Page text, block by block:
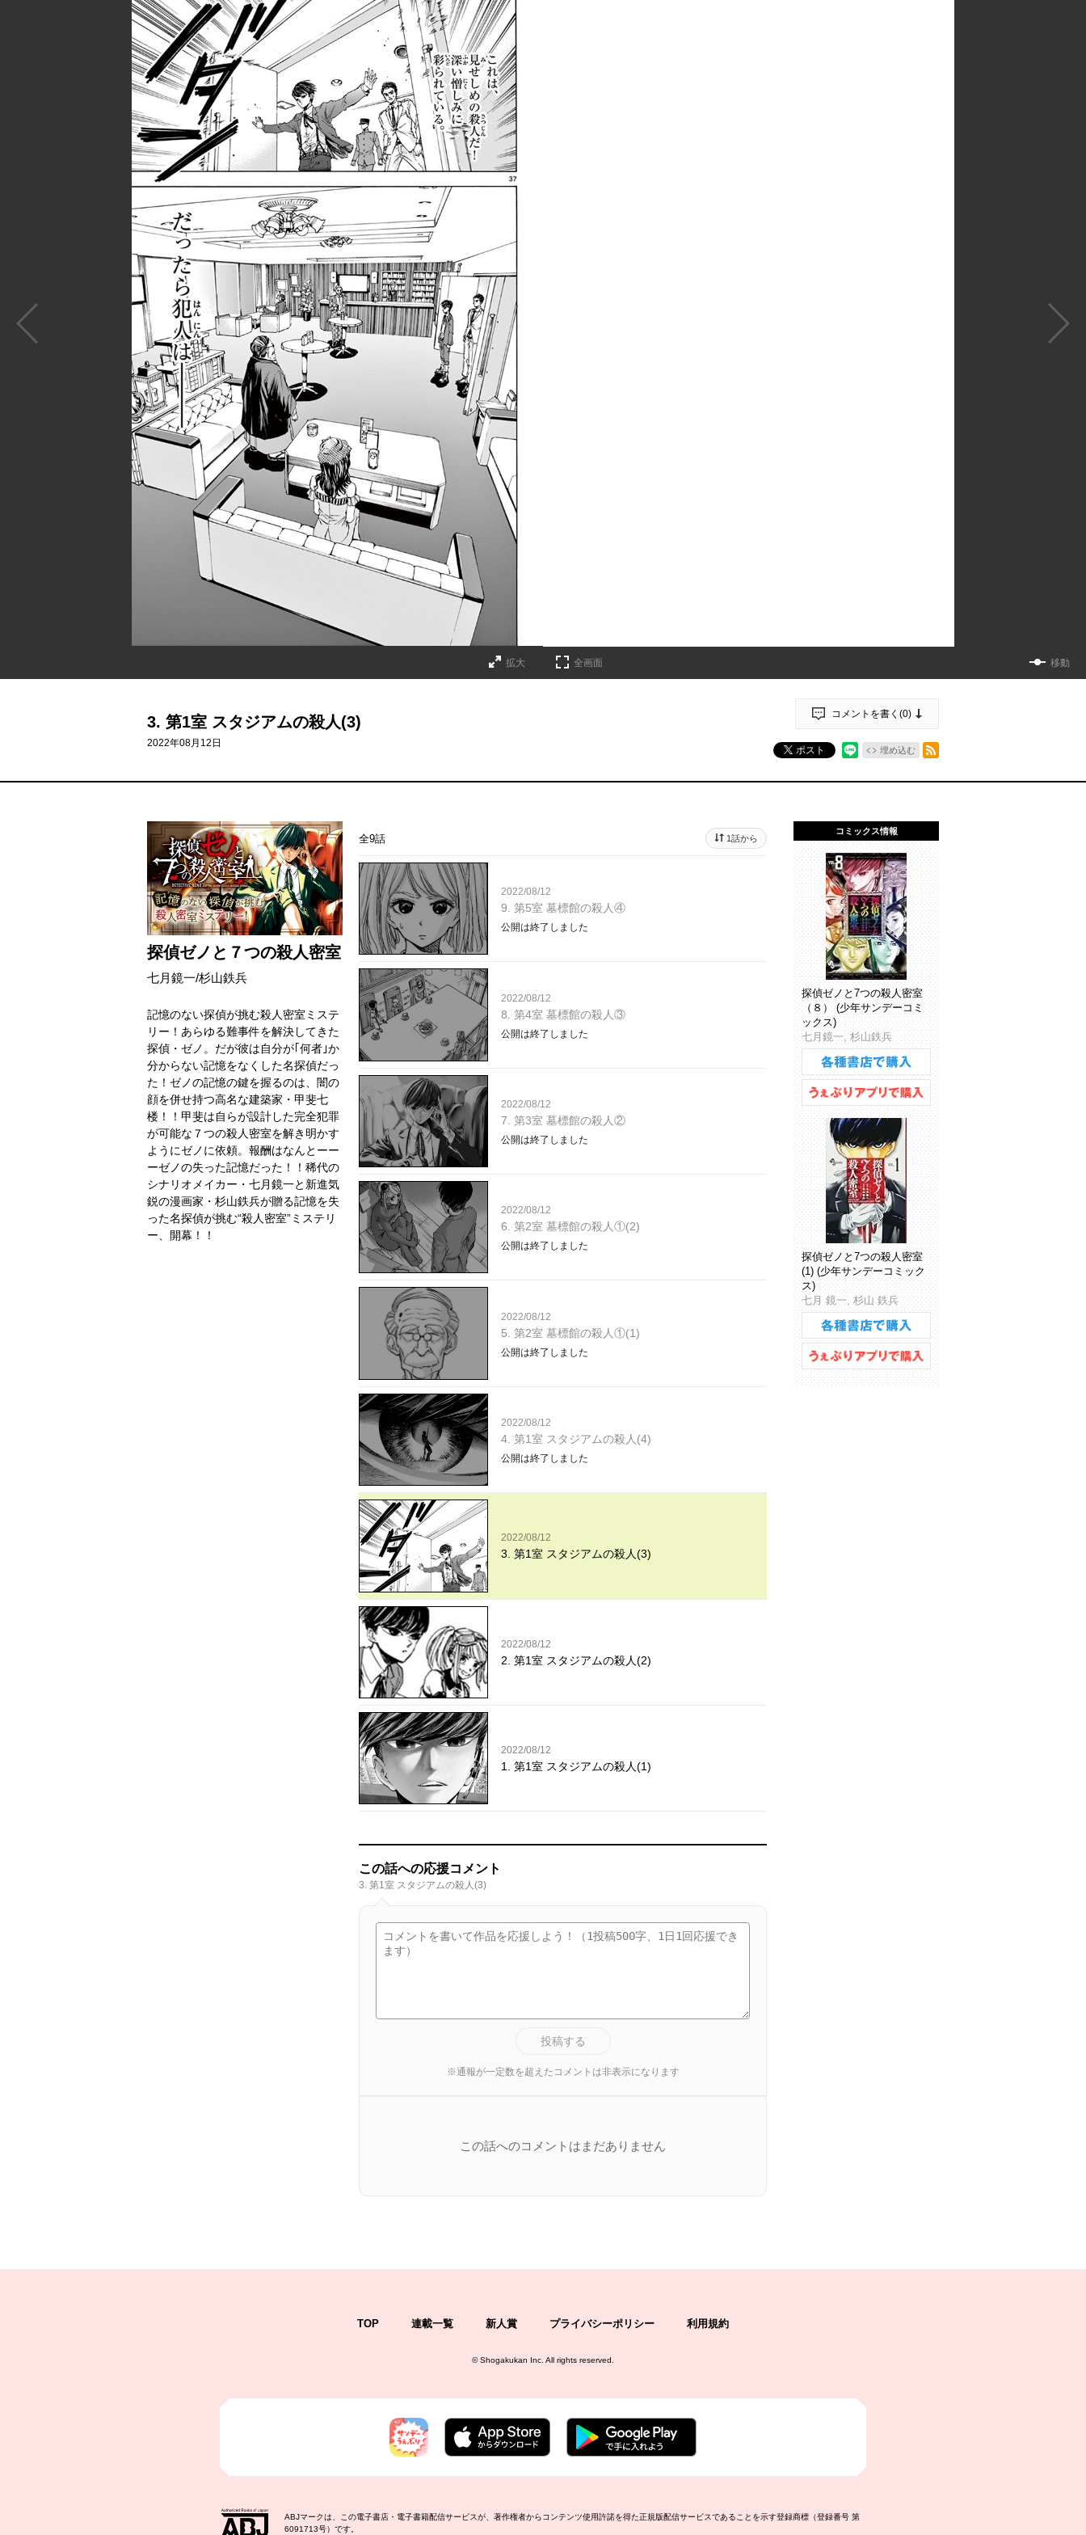
拡大 全画面 移動
3. 第1室 スタジアムの殺人(3)
2022年08月12日
コメントを書く(0)
ポスト 埋め込む
探偵ゼノと７つの殺人密室
七月鏡一/杉山鉄兵
記憶のない探偵が挑む殺人密室ミステ
リー！あらゆる難事件を解決してきた
探偵・ゼノ。だが彼は自分が｢何者｣か
分からない記憶をなくした名探偵だっ
た！ゼノの記憶の鍵を握るのは、闇の
顔を併せ持つ高名な建築家・甲斐七
楼！！甲斐は自らが設計した完全犯罪
が可能な７つの殺人密室を解き明かす
ようにゼノに依頼。報酬はなんとーー
ーゼノの失った記憶だった！！稀代の
シナリオメイカー・七月鏡一と新進気
鋭の漫画家・杉山鉄兵が贈る記憶を失
った名探偵が挑む“殺人密室”ミステリ
ー、開幕！！
全9話 1話から
2022/08/12
9. 第5室 墓標館の殺人④
公開は終了しました
2022/08/12
8. 第4室 墓標館の殺人③
公開は終了しました
2022/08/12
7. 第3室 墓標館の殺人②
公開は終了しました
2022/08/12
6. 第2室 墓標館の殺人①(2)
公開は終了しました
2022/08/12
5. 第2室 墓標館の殺人①(1)
公開は終了しました
2022/08/12
4. 第1室 スタジアムの殺人(4)
公開は終了しました
2022/08/12
3. 第1室 スタジアムの殺人(3)
2022/08/12
2. 第1室 スタジアムの殺人(2)
2022/08/12
1. 第1室 スタジアムの殺人(1)
この話への応援コメント
3. 第1室 スタジアムの殺人(3)
投稿する
※通報が一定数を超えたコメントは非表示になります
この話へのコメントはまだありません
コミックス情報
探偵ゼノと7つの殺人密室
（８） (少年サンデーコミ
ックス)
七月鏡一, 杉山鉄兵
探偵ゼノと7つの殺人密室
(1) (少年サンデーコミック
ス)
七月 鏡一, 杉山 鉄兵
TOP 連載一覧 新人賞 プライバシーポリシー 利用規約
©Shogakukan Inc. All rights reserved.
ABJマークは、この電子書店・電子書籍配信サービスが、著作権者からコンテンツ使用許諾を得た正規版配信サービスであることを示す登録商標（登録番号 第
6091713号）です。